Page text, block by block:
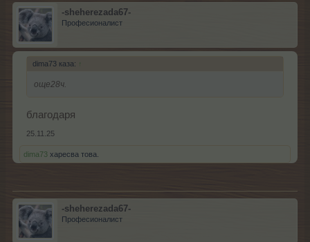
-sheherezada67-
Професионалист
dima73 каза: ↑
още28ч.
благодаря
25.11.25
dima73 харесва това.
-sheherezada67-
Професионалист